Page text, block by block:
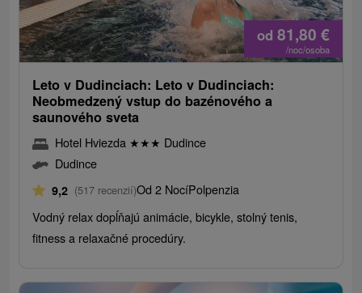
od 81,80 €
/noc/osoba
Leto v Dudinciach: Leto v Dudinciach:
Neobmedzený vstup do bazénového a
saunového sveta
Hotel Hviezda ★★★ Dudince
Dudince
9,2 (517 recenzií)Od 2 NocíPolpenzia
Vodný relax dopĺňajú animácie, bicykle, stolný tenis,
fitness a relaxačné procedúry.